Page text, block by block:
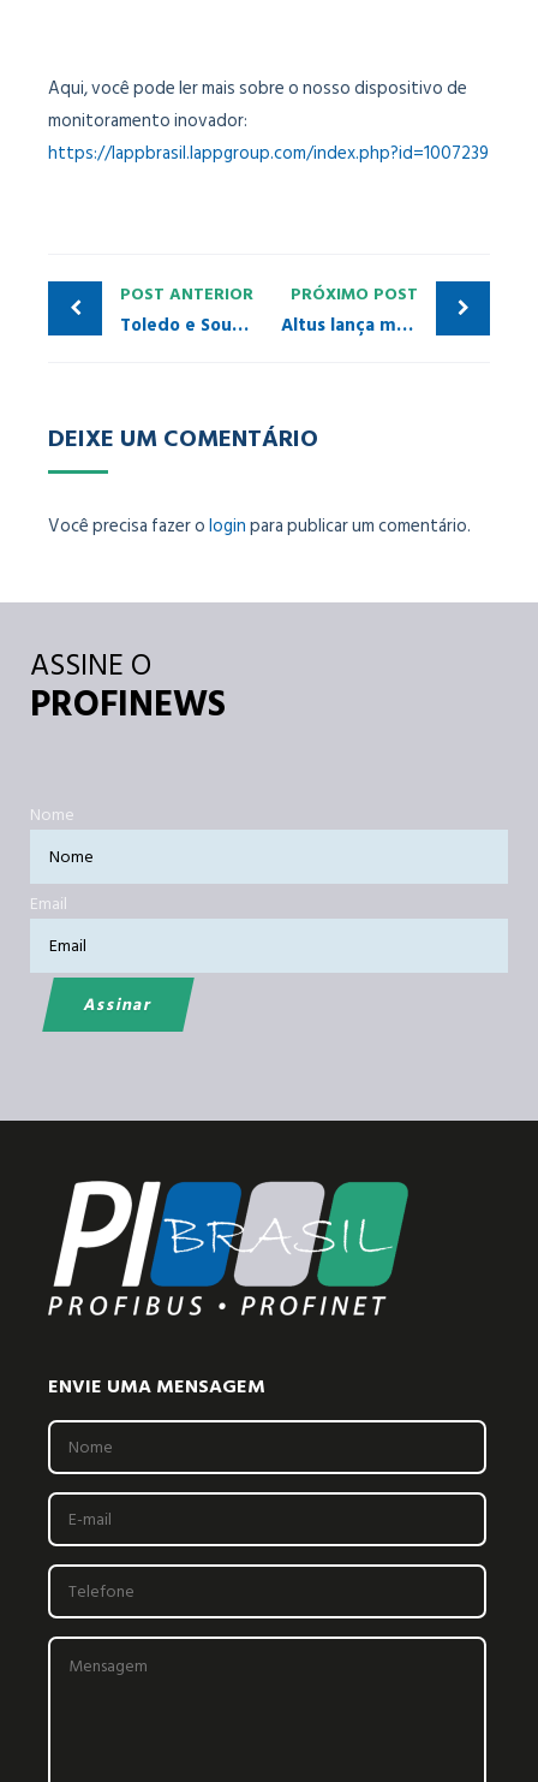
Aqui, você pode ler mais sobre o nosso dispositivo de
monitoramento inovador:
https://lappbrasil.lappgroup.com/index.php?id=1007239
POST ANTERIOR
Toledo e Souza lança inteligência artificial para análise de redes, o TS Expert
PRÓXIMO POST
Altus lança modelos de multimedidores para o mercado
DEIXE UM COMENTÁRIO
Você precisa fazer ologinpara publicar um comentário.
ASSINE O
PROFINEWS
Nome
Email
ENVIE UMA MENSAGEM